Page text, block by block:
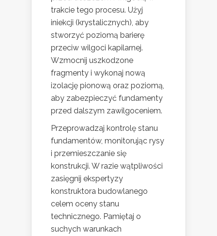
trakcie tego procesu. Użyj
iniekcji (krystalicznych), aby
stworzyć poziomą barierę
przeciw wilgoci kapilarnej.
Wzmocnij uszkodzone
fragmenty i wykonaj nową
izolację pionową oraz poziomą,
aby zabezpieczyć fundamenty
przed dalszym zawilgoceniem.
Przeprowadzaj kontrolę stanu
fundamentów, monitorując rysy
i przemieszczanie się
konstrukcji. W razie wątpliwości
zasięgnij ekspertyzy
konstruktora budowlanego
celem oceny stanu
technicznego. Pamiętaj o
suchych warunkach